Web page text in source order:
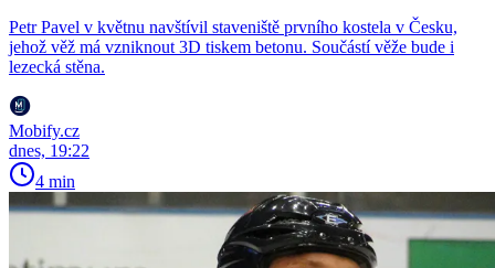
Petr Pavel v květnu navštívil staveniště prvního kostela v Česku,
jehož věž má vzniknout 3D tiskem betonu. Součástí věže bude i
lezecká stěna.
Mobify.cz
dnes, 19:22
4 min